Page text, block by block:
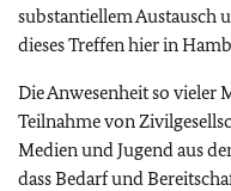
substantiellem Austausch
dieses Treffen hier in
Die Anwesenheit so vieler
Teilnahme von
Medien und Jugend aus
dass Bedarf und